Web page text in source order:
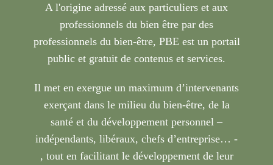
A l'origine adressé aux particuliers et aux
professionnels du bien être par des
professionnels du bien-être, PBE est un portail
public et gratuit de contenus et services.
Il met en exergue un maximum d’intervenants
exerçant dans le milieu du bien-être, de la
santé et du développement personnel –
indépendants, libéraux, chefs d’entreprise… -
, tout en facilitant le développement de leur